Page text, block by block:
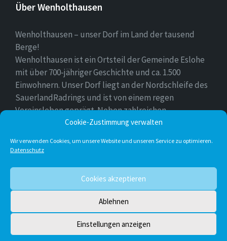
Cookie-Zustimmung verwalten
Wir verwenden Cookies, um unsere Website und unseren Service zu optimieren.
Datenschutz
Cookies akzeptieren
Ablehnen
Einstellungen anzeigen
Über Wenholthausen
Wenholthausen – unser Dorf im Land der tausend
Berge!
Wenholthausen ist ein Ortsteil der Gemeinde Eslohe
mit über 700-jähriger Geschichte und ca. 1.500
Einwohnern. Unser Dorf liegt an der Nordschleife des
SauerlandRadrings und ist von einem regen
Vereinsleben geprägt. Neben zahlreichen
Freizeitmöglichkeiten ist unser Ort für sein
Facebook Twitter
© 2026 Wenholthausen